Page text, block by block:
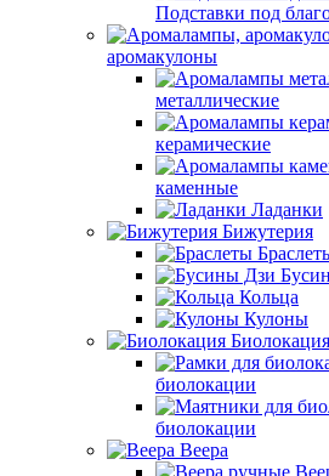
Подставки под
аромакулоны
металлические
керамические
каменные
Ладанки
Бижутерия
Кольца
Кулоны
Биолокация
биолокации
биолокации
Веера